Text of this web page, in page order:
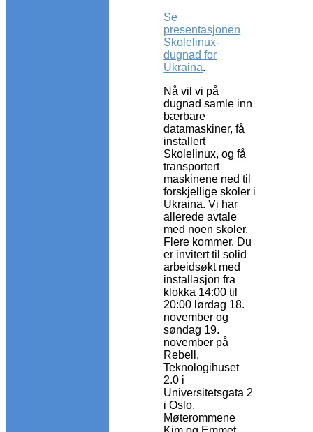
Se
presentasjonen
Skolelinux-
dugnad for
Ukraina.
Nå vil vi på
dugnad samle inn
bærbare
datamaskiner, få
installert
Skolelinux, og få
transportert
maskinene ned til
forskjellige skoler i
Ukraina. Vi har
allerede avtale
med noen skoler.
Flere kommer. Du
er invitert til solid
arbeidsøkt med
installasjon fra
klokka 14:00 til
20:00 lørdag 18.
november og
søndag 19.
november på
Rebell,
Teknologihuset
2.0 i
Universitetsgata 2
i Oslo.
Møterommene